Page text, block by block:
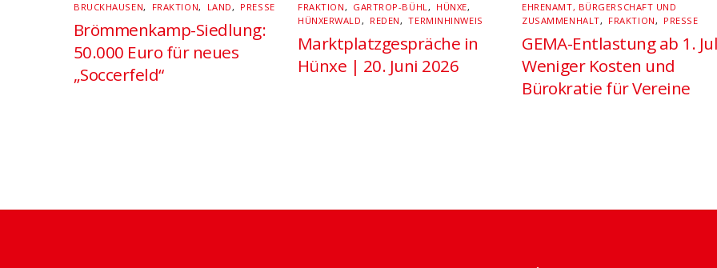
BRUCKHAUSEN, FRAKTION, LAND, PRESSE
Brömmenkamp-Siedlung:
50.000 Euro für neues
„Soccerfeld“
FRAKTION, GARTROP-BÜHL, HÜNXE,
HÜNXERWALD, REDEN, TERMINHINWEIS
Marktplatzgespräche in
Hünxe | 20. Juni 2026
EHRENAMT, BÜRGERSCHAFT UND
ZUSAMMENHALT, FRAKTION, PRESSE
GEMA-Entlastung ab 1.
Weniger Kosten und
Bürokratie für Vereine